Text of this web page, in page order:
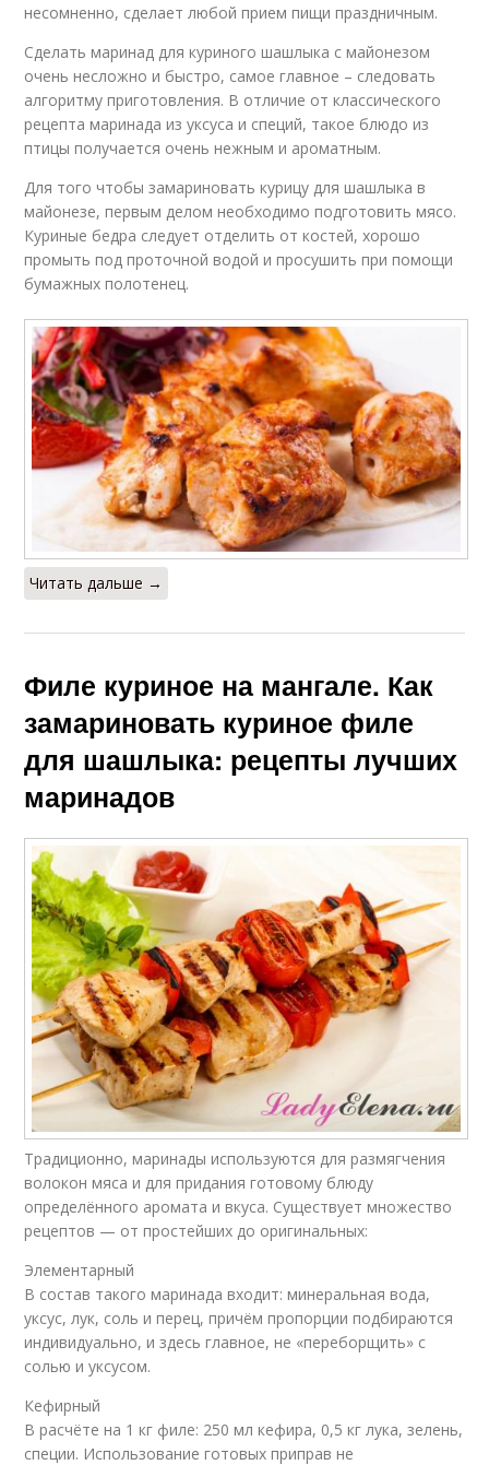
несомненно, сделает любой прием пищи праздничным.
Сделать маринад для куриного шашлыка с майонезом
очень несложно и быстро, самое главное – следовать
алгоритму приготовления. В отличие от классического
рецепта маринада из уксуса и специй, такое блюдо из
птицы получается очень нежным и ароматным.
Для того чтобы замариновать курицу для шашлыка в
майонезе, первым делом необходимо подготовить мясо.
Куриные бедра следует отделить от костей, хорошо
промыть под проточной водой и просушить при помощи
бумажных полотенец.
Читать дальше →
Филе куриное на мангале. Как
замариновать куриное филе
для шашлыка: рецепты лучших
маринадов
Традиционно, маринады используются для размягчения
волокон мяса и для придания готовому блюду
определённого аромата и вкуса. Существует множество
рецептов — от простейших до оригинальных:
Элементарный
В состав такого маринада входит: минеральная вода,
уксус, лук, соль и перец, причём пропорции подбираются
индивидуально, и здесь главное, не «переборщить» с
солью и уксусом.
Кефирный
В расчёте на 1 кг филе: 250 мл кефира, 0,5 кг лука, зелень,
специи. Использование готовых приправ не